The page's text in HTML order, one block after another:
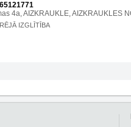
4a, AIZKRAUKLE, AIZKRAUKLES
IZGLĪTĪBA